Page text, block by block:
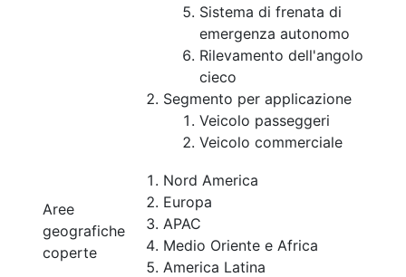
Sistema di frenata di
emergenza autonomo
Rilevamento dell'angolo
cieco
Segmento per applicazione
Veicolo passeggeri
Veicolo commerciale
Aree
geografiche
coperte
Nord America
Europa
APAC
Medio Oriente e Africa
America Latina